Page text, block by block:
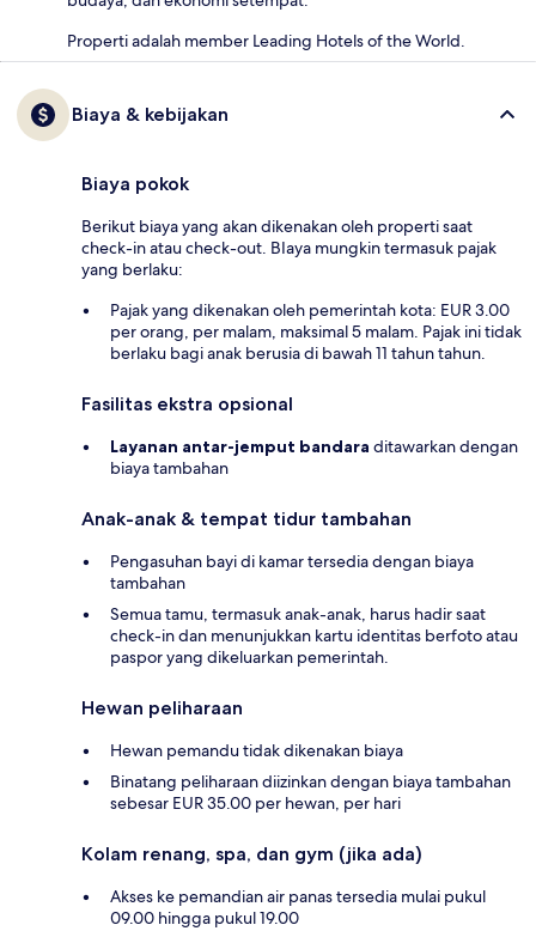
Properti adalah member Leading Hotels of the World.
Biaya & kebijakan
Biaya pokok
Berikut biaya yang akan dikenakan oleh properti saat
check-in atau check-out. BIaya mungkin termasuk pajak
yang berlaku:
Pajak yang dikenakan oleh pemerintah kota: EUR 3.00
per orang, per malam, maksimal 5 malam. Pajak ini tidak
berlaku bagi anak berusia di bawah 11 tahun tahun.
Fasilitas ekstra opsional
Layanan antar-jemput bandara ditawarkan dengan
biaya tambahan
Anak-anak & tempat tidur tambahan
Pengasuhan bayi di kamar tersedia dengan biaya
tambahan
Semua tamu, termasuk anak-anak, harus hadir saat
check-in dan menunjukkan kartu identitas berfoto atau
paspor yang dikeluarkan pemerintah.
Hewan peliharaan
Hewan pemandu tidak dikenakan biaya
Binatang peliharaan diizinkan dengan biaya tambahan
sebesar EUR 35.00 per hewan, per hari
Kolam renang, spa, dan gym (jika ada)
Akses ke pemandian air panas tersedia mulai pukul
09.00 hingga pukul 19.00